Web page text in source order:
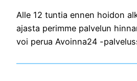
Alle 12 tuntia ennen hoidon
ajasta perimme palvelun
voi perua Avoinna24 -